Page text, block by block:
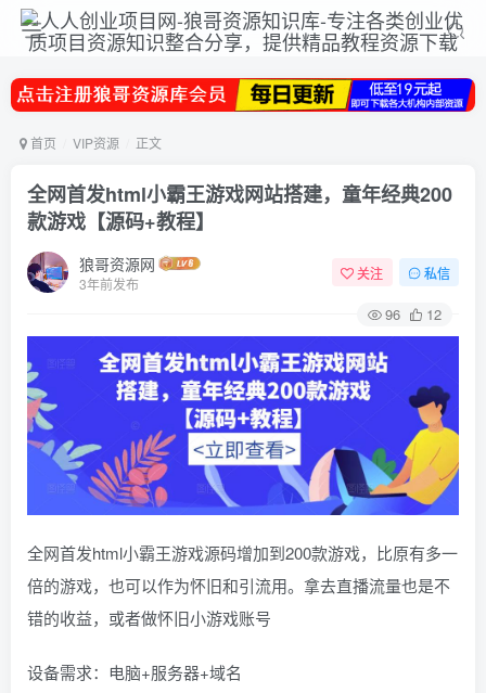
首页 VIP资源 正文
全网首发html小霸王游戏网站搭建，童年经典200
款游戏【源码+教程】
狼哥资源网
3年前发布
关注 私信
96 12
全网首发html小霸王游戏源码增加到200款游戏，比原有多一
倍的游戏，也可以作为怀旧和引流用。拿去直播流量也是不
错的收益，或者做怀旧小游戏账号
设备需求：电脑+服务器+域名